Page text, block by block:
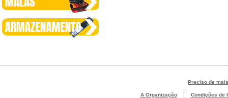
Preciso de
A Organização | Condições de